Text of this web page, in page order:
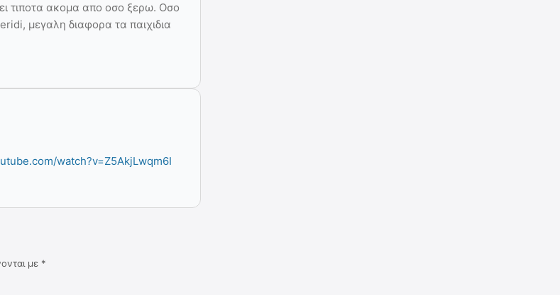
τιποτα ακομα απο οσο ξερω. Οσο
μεγαλη διαφορα τα παιχιδια
watch?v=Z5AkjLwqm6I
με *